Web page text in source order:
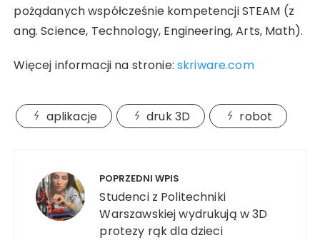
pożądanych współcześnie kompetencji STEAM (z
ang. Science, Technology, Engineering, Arts, Math).
Więcej informacji na stronie: skriware.com
aplikacje druk 3D robot
wpisu POPRZEDNI WPIS
Studenci z Politechniki
Warszawskiej wydrukują w 3D
protezy rąk dla dzieci